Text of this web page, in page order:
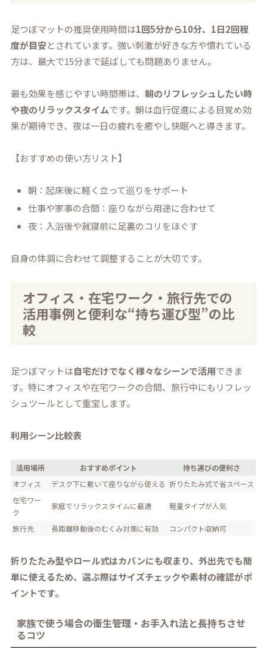
足つぼマットの推奨使用時間は1回5分から10分、1日2回程
度が目安とされています。強い刺激が好きな方や慣れている
方は、最大で15分まで延ばしても問題ありません。
最も効果を感じやすい時間帯は、朝のリフレッシュしたい時
や夜のリラックスタイムです。朝は血行促進による目覚め効
果が期待でき、夜は一日の疲れを癒やし快眠へと導きます。
【おすすめの使い方リスト】
朝：起床後に軽く立って巡りをサポート
仕事や家事の合間：座りながら用途に合わせて
夜：入浴後や就寝前に足裏のコリをほぐす
自身の体調に合わせて調整することが大切です。
オフィス・在宅ワーク・旅行先での
活用事例と便利な“持ち運び型”の比
較
足つぼマットは自宅だけでなく様々なシーンで活用できま
す。特にオフィスや在宅ワークの合間、旅行中にもリフレッ
シュツールとして重宝します。
利用シーン比較表
活用場所 おすすめポイント
持ち運びの便利さ
オフィス
デスク下に敷いて座りながら使える 折りたたみ式で省スペース
在宅ワー
ク
家庭でリラックスタイムに最適 軽量タイプが人気
旅行先 長距離移動後のむくみ対策に有効 コンパクト収納可
折りたたみ型やロール式はカバンにも収まり、外出先でも簡
単に使えるため、選ぶ際はサイズチェックや素材の確認がポ
イントです。
家族で使う場合の衛生管理・お手入れ法と長持ちさせ
るコツ